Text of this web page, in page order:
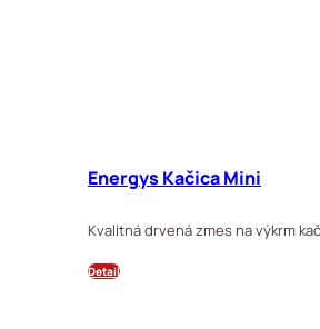
Energys Kačica Mini
Kvalitná drvená zmes na výkrm
Detail